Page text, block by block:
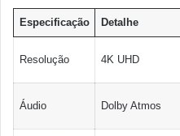
Especificação Detalhe
Resolução 4K UHD
Áudio Dolby Atmos